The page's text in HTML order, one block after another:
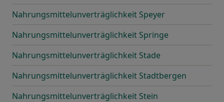
Nahrungsmittelunverträglichkeit Speyer
Nahrungsmittelunverträglichkeit Springe
Nahrungsmittelunverträglichkeit Stade
Nahrungsmittelunverträglichkeit Stadtbergen
Nahrungsmittelunverträglichkeit Stein